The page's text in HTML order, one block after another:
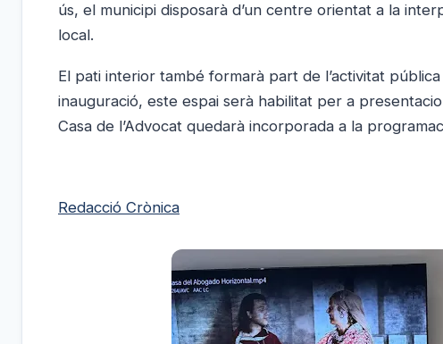
ús, el municipi disposarà d’un centre orientat a la
local.
El pati interior també formarà part de l’activitat
inauguració, este espai serà habilitat per a
Casa de l’Advocat quedarà incorporada a la
Redacció Crònica